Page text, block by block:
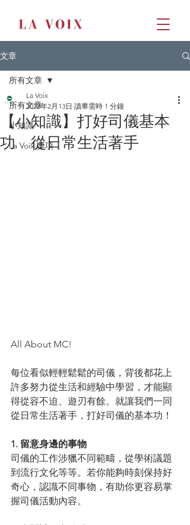
文章
所有文章
小知識
La Voix 獎項
所有文章
【小知識】打好司儀基本
功 從日常生活著手
La Voix
2023年2月13日 讀畢需時 1 分鐘
All About MC!
每位看似輕輕鬆鬆的司儀，背後都花上
許多努力從生活和經驗中學習，才能顯
得從容不迫、遊刃有餘。就讓我們一同
從日常生活著手，打好司儀的基本功！
1. 留意身邊的事物
司儀的工作涉獵不同範疇，從學術議題
到流行文化等等。若你能夠時刻保持好
奇心，認識不同事物，有助你更容易掌
握司儀活動內容。